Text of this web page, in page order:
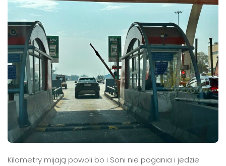
Kilometry mijają powoli bo i Soni nie pogania i jedzie